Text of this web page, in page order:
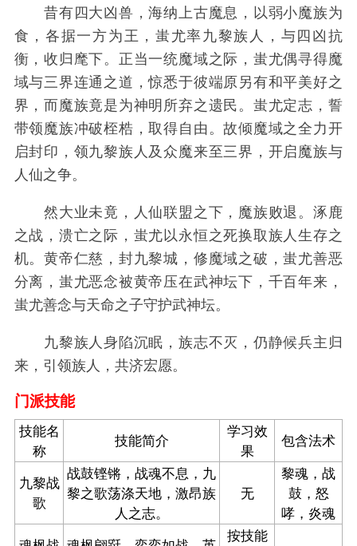
昔有四大凶兽，海纳上古魔息，以弱小魔族为
食，各据一方为王，蚩尤率九黎族人，与四凶抗
衡，收归麾下。正当一统魔域之际，蚩尤偶寻得魔
域与三界连通之道，惊悉于彼端原另有和平美好之
界，而魔族竟是为神明所弃之遗民。蚩尤定志，誓
带领魔族冲破桎梏，取得自由。故倾魔域之全力开
启封印，领九黎族人及众魔来至三界，开启魔族与
人仙之争。
然大业未竟，人仙联盟之下，魔族败退。涿鹿
之战，溃亡之际，蚩尤以永恒之死换取族人生存之
机。黄帝仁慈，封九黎城，修魔域之破，蚩尤善恶
分离，蚩尤恶念被黄帝压在武神坛下，千百年来，
蚩尤善念与天命之子守护武神坛。
九黎族人身陷沉眠，族志不灭，仍静候兵主归
来，引领族人，共济宏愿。
门派技能
技能名
称
技能简介
学习效
果
包含法术
九黎战
歌
战鼓铿锵，战魂不息，九
黎之歌荡涤天地，激昂族
人之志。
无
黎魂，战
鼓，怒
哮，炎魂
按技能